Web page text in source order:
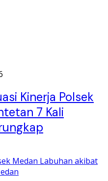
Kinerja Polsek
7 Kali
Medan Labuhan akibat